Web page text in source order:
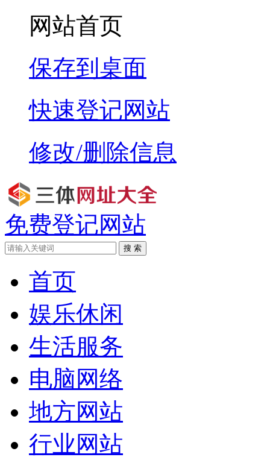
网站首页
保存到桌面
快速登记网站
修改/删除信息
免费登记网站
搜 索
首页
娱乐休闲
生活服务
电脑网络
地方网站
行业网站